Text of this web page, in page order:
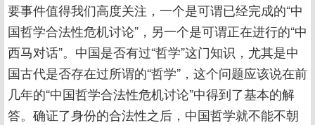
要事件值得我们高度关注，一个是可谓已经完成的“中
国哲学合法性危机讨论”，另一个是可谓正在进行的“中
西马对话”。中国是否有过“哲学”这门知识，尤其是中
国古代是否存在过所谓的“哲学”，这个问题应该说在前
几年的“中国哲学合法性危机讨论”中得到了基本的解
答。确证了身份的合法性之后，中国哲学就不能不朝